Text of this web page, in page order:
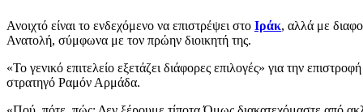
Ανοιχτό είναι το ενδεχόμενο να επιστρέψει στο Ιράκ, αλλά με
Ανατολή, σύμφωνα με τον πρώην διοικητή της.
«Το γενικό επιτελείο εξετάζει διάφορες επιλογές» για την
στρατηγό Ραμόν Αρμάδα.